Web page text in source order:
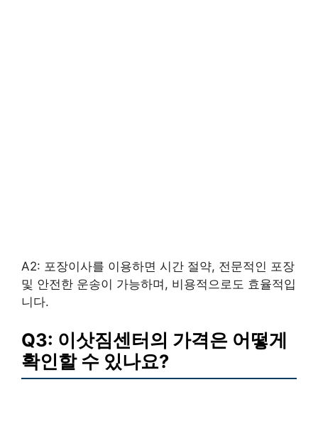
A2: 포장이사를 이용하면 시간 절약, 전문적인 포장
및 안전한 운송이 가능하며, 비용적으로도 효율적입
니다.
Q3: 이삿짐센터의 가격은 어떻게
확인할 수 있나요?